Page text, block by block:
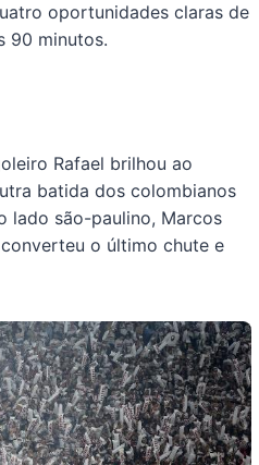
oportunidades claras de
90 minutos.
Rafael brilhou ao
batida dos colombianos
lado são-paulino, Marcos
o último chute e